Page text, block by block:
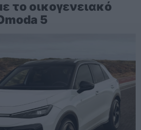
το οικογενειακό
5